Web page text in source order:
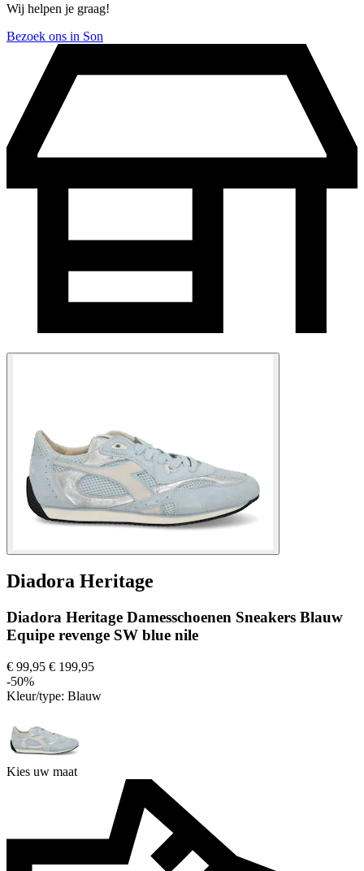
Wij helpen je graag!
Bezoek ons in Son
Diadora Heritage
Diadora Heritage Damesschoenen Sneakers Blauw
Equipe revenge SW blue nile
€ 99,95 € 199,95
-50%
Kleur/type: Blauw
Kies uw maat